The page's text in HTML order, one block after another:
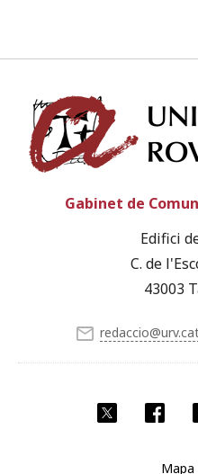
Gabinet de
Edifici
C. de
43003
Mapa